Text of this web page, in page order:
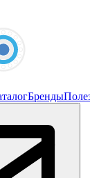
Бренды